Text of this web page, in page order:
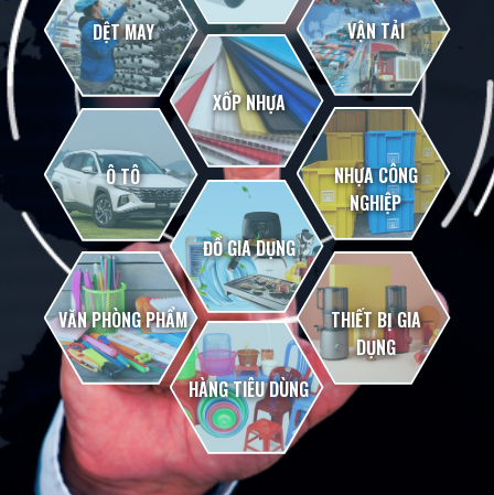
DỆT MAY
XỐP NHỰA
VẬN TẢI
Ô TÔ
ĐỒ GIA DỤNG
NHỰA CÔNG
NGHIỆP
VĂN PHÒNG PHẨM
HÀNG TIÊU DÙNG
THIẾT BỊ GIA
DỤNG